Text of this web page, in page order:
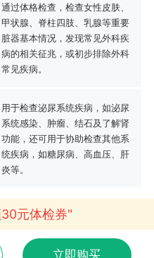
通过体格检查，检查女性皮肤、
甲状腺、脊柱四肢、乳腺等重要
脏器基本情况，发现常见外科疾
病的相关征兆，或初步排除外科
常见疾病。
用于检查泌尿系统疾病，如泌尿
系统感染、肿瘤、结石及了解肾
功能，还可用于协助检查其他系
统疾病，如糖尿病、高血压、肝
炎等。
元体检券"
立即购买